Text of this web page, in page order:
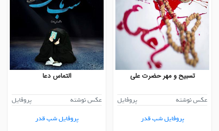
تسبیح و مهر حضرت علی
عکس نوشته
پروفایل
پروفایل شب قدر
التماس دعا
عکس نوشته
پروفایل
پروفایل شب قدر